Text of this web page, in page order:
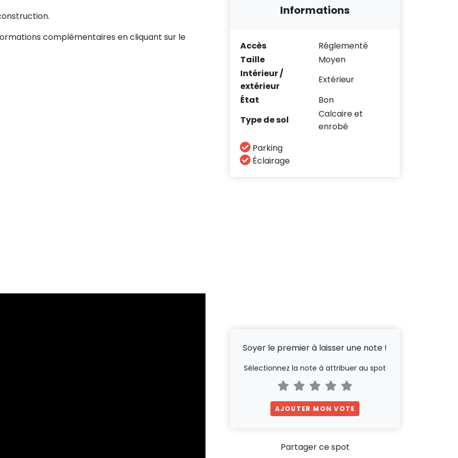
complémentaires en cliquant sur le
Informations
Accès
Réglementé
Taille
Moyen
Intérieur /
extérieur
Extérieur
État
Bon
Type de sol
Calcaire et
enrobé
Parking
Éclairage
Soyer le premier à laisser une note !
Sélectionnez la note à attribuer au spot
AJOUTER MON VOTE
Partager ce spot